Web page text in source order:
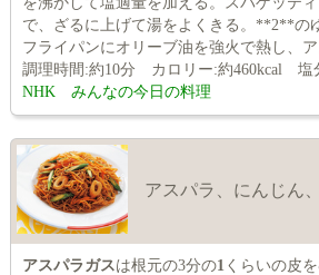
で、ざるに上げて湯をよくきる。**2**の
フライパンにオリーブ油を強火で熱し、ア
調理時間:約10分 カロリー:約460kcal 塩
NHK みんなの今日の料理
アスパラ、にんじん
アスパラガスは根元の3分の1 くらいの皮